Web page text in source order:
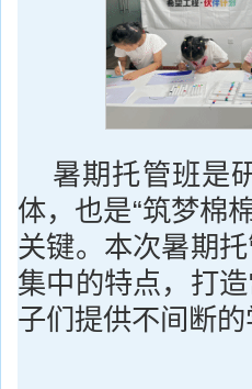
暑期托管班是
体，也是“筑梦棉
关键。本次暑期
集中的特点，打
子们提供不间断的